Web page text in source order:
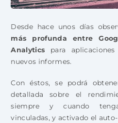
Desde hace unos días
más profunda entre
Analytics para
nuevos informes.
Con éstos, se podrá
detallada sobre el
siempre y cuando
vinculadas, y activado el